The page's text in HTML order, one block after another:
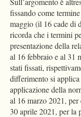
fissando come
maggio (il 16 cade di
ricorda che i termini
presentazione della
al 16 febbraio e al 31
stati fissati,
differimento si
applicazione della
al 16 marzo 2021,
30 aprile 2021, per la